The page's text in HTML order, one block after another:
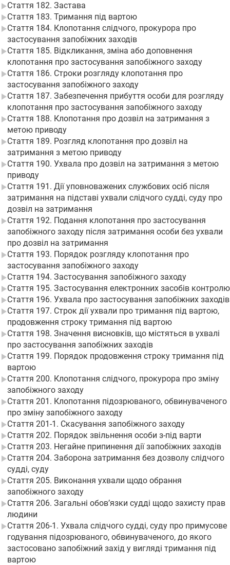
Стаття 182. Застава
Стаття 183. Тримання під вартою
Стаття 184. Клопотання слідчого, прокурора про
застосування запобіжних заходів
Стаття 185. Відкликання, зміна або доповнення
клопотання про застосування запобіжного заходу
Стаття 186. Строки розгляду клопотання про
застосування запобіжного заходу
Стаття 187. Забезпечення прибуття особи для розгляду
клопотання про застосування запобіжного заходу
Стаття 188. Клопотання про дозвіл на затримання з
метою приводу
Стаття 189. Розгляд клопотання про дозвіл на
затримання з метою приводу
Стаття 190. Ухвала про дозвіл на затримання з метою
приводу
Стаття 191. Дії уповноважених службових осіб після
затримання на підставі ухвали слідчого судді, суду про
дозвіл на затримання
Стаття 192. Подання клопотання про застосування
запобіжного заходу після затримання особи без ухвали
про дозвіл на затримання
Стаття 193. Порядок розгляду клопотання про
застосування запобіжного заходу
Стаття 194. Застосування запобіжного заходу
Стаття 195. Застосування електронних засобів контролю
Стаття 196. Ухвала про застосування запобіжних заходів
Стаття 197. Строк дії ухвали про тримання під вартою,
продовження строку тримання під вартою
Стаття 198. Значення висновків, що містяться в ухвалі
про застосування запобіжних заходів
Стаття 199. Порядок продовження строку тримання під
вартою
Стаття 200. Клопотання слідчого, прокурора про зміну
запобіжного заходу
Стаття 201. Клопотання підозрюваного, обвинуваченого
про зміну запобіжного заходу
Стаття 201-1. Скасування запобіжного заходу
Стаття 202. Порядок звільнення особи з-під варти
Стаття 203. Негайне припинення дії запобіжних заходів
Стаття 204. Заборона затримання без дозволу слідчого
судді, суду
Стаття 205. Виконання ухвали щодо обрання
запобіжного заходу
Стаття 206. Загальні обов’язки судді щодо захисту прав
людини
Стаття 206-1. Ухвала слідчого судді, суду про примусове
годування підозрюваного, обвинуваченого, до якого
застосовано запобіжний захід у вигляді тримання під
вартою